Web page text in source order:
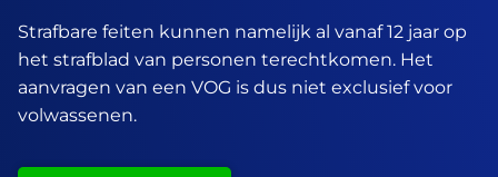
Strafbare feiten kunnen namelijk al vanaf 12 jaar op
het strafblad van personen terechtkomen. Het
aanvragen van een VOG is dus niet exclusief voor
volwassenen.